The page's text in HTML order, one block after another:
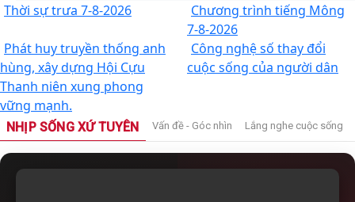
Thời sự trưa 7-8-2026
Chương trình tiếng Mông
7-8-2026
Phát huy truyền thống anh
hùng, xây dựng Hội Cựu
Thanh niên xung phong
vững mạnh.
Công nghệ số thay đổi
cuộc sống của người dân
NHỊP SỐNG XỨ TUYÊN Vấn đề - Góc nhìn Lắng nghe cuộc sống